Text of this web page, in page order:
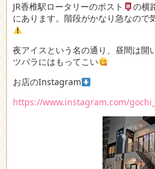
JR香椎駅ロータリーのポスト
の横
にあります。階段がかなり急なので
夜アイスという名の通り、昼間は開
ツバラにはもってこい
お店のInstagram
https://www.instagram.com/